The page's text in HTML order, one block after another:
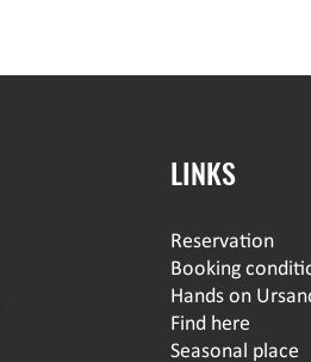
LINKS
Reservation
Booking
Hands on
Find here
Seasonal place